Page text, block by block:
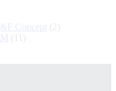
Concept (2)
(11)